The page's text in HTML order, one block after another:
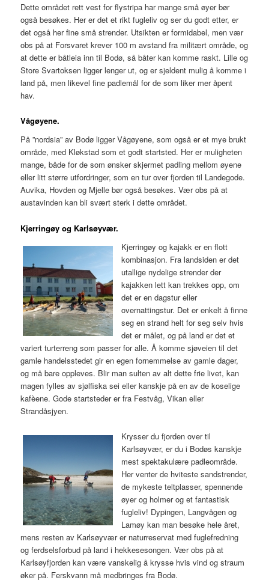
Dette området rett vest for flystripa har mange små øyer bør
også besøkes. Her er det et rikt fugleliv og ser du godt etter, er
det også her fine små strender. Utsikten er formidabel, men vær
obs på at Forsvaret krever 100 m avstand fra militært område, og
at dette er båtleia inn til Bodø, så båter kan komme raskt. Lille og
Store Svartoksen ligger lenger ut, og er sjeldent mulig å komme i
land på, men likevel fine padlemål for de som liker mer åpent
hav.
Vågøyene.
På ”nordsia” av Bodø ligger Vågøyene, som også er et mye brukt
område, med Kløkstad som et godt startsted. Her er muligheten
mange, både for de som ønsker skjermet padling mellom øyene
eller litt større utfordringer, som en tur over fjorden til Landegode.
Auvika, Hovden og Mjelle bør også besøkes. Vær obs på at
austavinden kan bli svært sterk i dette området.
Kjerringøy og Karlsøyvær.
Kjerringøy og kajakk er en flott
kombinasjon. Fra landsiden er det
utallige nydelige strender der
kajakken lett kan trekkes opp, om
det er en dagstur eller
overnattingstur. Det er enkelt å finne
seg en strand helt for seg selv hvis
det er målet, og på land er det et
variert turterreng som passer for alle. Å komme sjøveien til det
gamle handelsstedet gir en egen fornemmelse av gamle dager,
og må bare oppleves. Blir man sulten av alt dette frie livet, kan
magen fylles av sjølfiska sei eller kanskje på en av de koselige
kafèene. Gode startsteder er fra Festvåg, Vikan eller
Strandåsjyen.
Krysser du fjorden over til
Karlsøyvær, er du i Bodøs kanskje
mest spektakulære padleområde.
Her venter de hviteste sandstrender,
de mykeste teltplasser, spennende
øyer og holmer og et fantastisk
fugleliv! Dypingen, Langvågen og
Lamøy kan man besøke hele året,
mens resten av Karlsøyvær er naturreservat med fuglefredning
og ferdselsforbud på land i hekkesesongen. Vær obs på at
Karlsøyfjorden kan være vanskelig å krysse hvis vind og straum
øker på. Ferskvann må medbringes fra Bodø.